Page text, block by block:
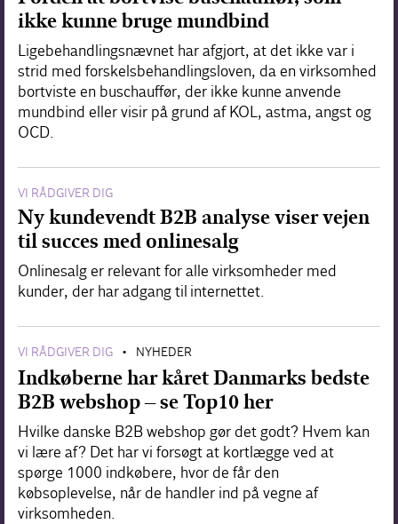
ikke kunne bruge mundbind
Ligebehandlingsnævnet har afgjort, at det ikke var i
strid med forskelsbehandlingsloven, da en virksomhed
bortviste en buschauffør, der ikke kunne anvende
mundbind eller visir på grund af KOL, astma, angst og
OCD.
VI RÅDGIVER DIG
Ny kundevendt B2B analyse viser vejen
til succes med onlinesalg
Onlinesalg er relevant for alle virksomheder med
kunder, der har adgang til internettet.
VI RÅDGIVER DIG • NYHEDER
Indkøberne har kåret Danmarks bedste
B2B webshop – se Top10 her
Hvilke danske B2B webshop gør det godt? Hvem kan
vi lære af? Det har vi forsøgt at kortlægge ved at
spørge 1000 indkøbere, hvor de får den
købsoplevelse, når de handler ind på vegne af
virksomheden.